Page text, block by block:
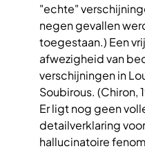
"echte"
negen gevallen
toegestaan.) Een
afwezigheid van
verschijningen in
Soubirous. (Chiron,
Er ligt nog geen
detailverklaring
hallucinatoire